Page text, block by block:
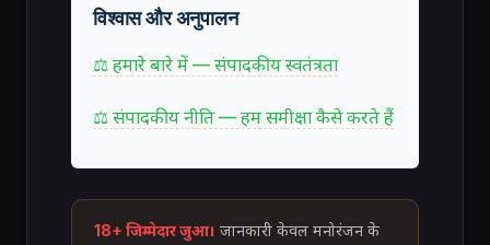
विश्वास और अनुपालन
⚖ हमारे बारे में — संपादकीय स्वतंत्रता
⚖ संपादकीय नीति — हम समीक्षा कैसे करते हैं
18+ जिम्मेदार जुआ। जानकारी केवल मनोरंजन के